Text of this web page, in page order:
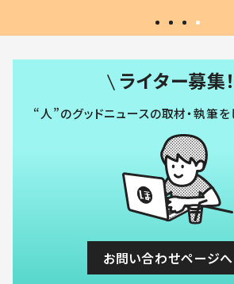
ライター募集！
“人”のグッドニュースの取材・執筆を
お問い合わせページへ